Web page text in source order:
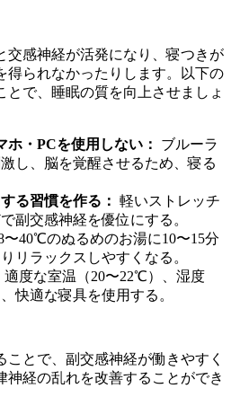
交感神経が活発になり、寝つきが
得られなかったりします。以下の
とで、睡眠の質を向上させましょ
ホ・PCを使用しない：
ブルーラ
し、脳を覚醒させるため、寝る
る習慣を作る： 軽いストレッチ
副交感神経を優位にする。
〜40℃のぬるめのお湯に10〜15分
リラックスしやすくなる。
適度な室温（20〜22℃）、湿度
快適な寝具を使用する。
ことで、副交感神経が働きやすく
神経の乱れを改善することができ